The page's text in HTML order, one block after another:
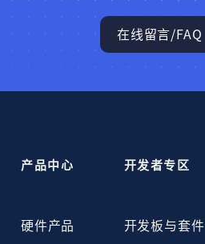
在线留言/FAQ
产品中心
硬件产品
开发者专区
开发板与套件